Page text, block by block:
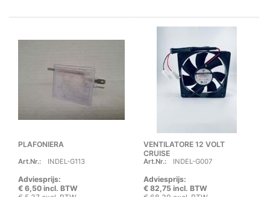
PLAFONIERA
Art.Nr.: INDEL-G113
Adviesprijs:
€ 6,50 incl. BTW
VENTILATORE 12 VOLT
CRUISE
Art.Nr.: INDEL-G007
Adviesprijs:
€ 82,75 incl. BTW